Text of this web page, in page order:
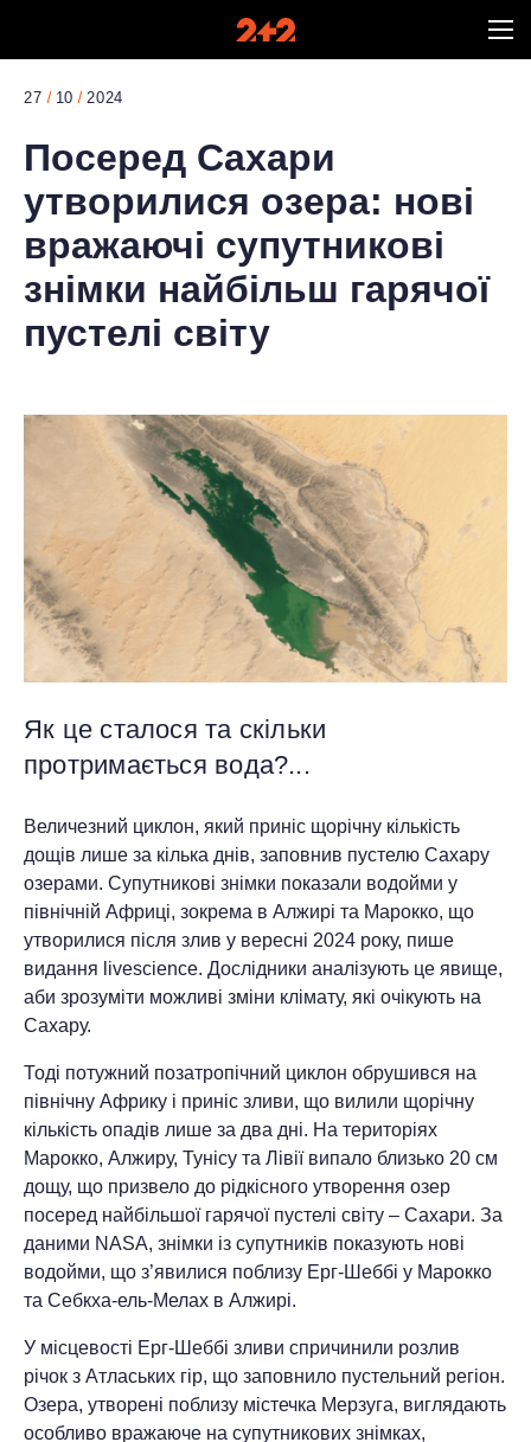
27 10 2024
Посеред Сахари
утворилися озера: нові
вражаючі супутникові
знімки найбільш гарячої
пустелі світу
Як це сталося та скільки
протримається вода?...
Величезний циклон, який приніс щорічну кількість
дощів лише за кілька днів, заповнив пустелю Сахару
озерами. Супутникові знімки показали водойми у
північній Африці, зокрема в Алжирі та Марокко, що
утворилися після злив у вересні 2024 року, пише
видання livescience. Дослідники аналізують це явище,
аби зрозуміти можливі зміни клімату, які очікують на
Сахару.
Тоді потужний позатропічний циклон обрушився на
північну Африку і приніс зливи, що вилили щорічну
кількість опадів лише за два дні. На територіях
Марокко, Алжиру, Тунісу та Лівії випало близько 20 см
дощу, що призвело до рідкісного утворення озер
посеред найбільшої гарячої пустелі світу – Сахари. За
даними NASA, знімки із супутників показують нові
водойми, що з’явилися поблизу Ерг-Шеббі у Марокко
та Себкха-ель-Мелах в Алжирі.
У місцевості Ерг-Шеббі зливи спричинили розлив
річок з Атлаських гір, що заповнило пустельний регіон.
Озера, утворені поблизу містечка Мерзуга, виглядають
особливо вражаюче на супутникових знімках,